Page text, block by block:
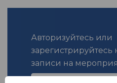
Авторизуйтесь или
зарегистрируйтесь
записи на